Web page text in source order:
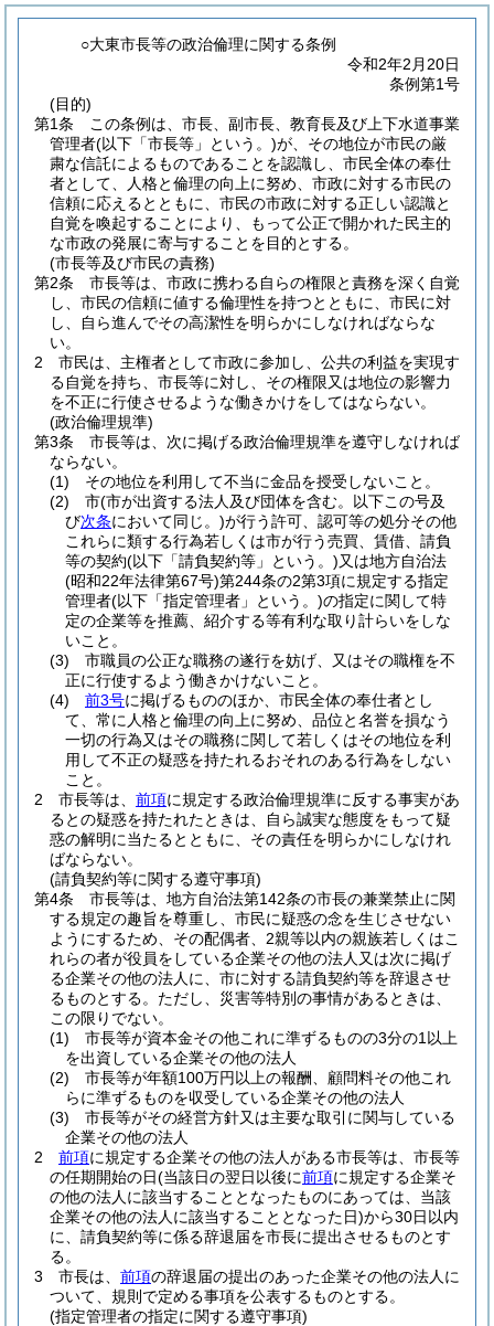
○大東市長等の政治倫理に関する条例
令和2年2月20日
条例第1号
(目的)
第1条
この条例は、市長、副市長、教育長及び上下水道事業
管理者(以下「市長等」という。)が、その地位が市民の厳
粛な信託によるものであることを認識し、市民全体の奉仕
者として、人格と倫理の向上に努め、市政に対する市民の
信頼に応えるとともに、市民の市政に対する正しい認識と
自覚を喚起することにより、もって公正で開かれた民主的
な市政の発展に寄与することを目的とする。
(市長等及び市民の責務)
第2条
市長等は、市政に携わる自らの権限と責務を深く自覚
し、市民の信頼に値する倫理性を持つとともに、市民に対
し、自ら進んでその高潔性を明らかにしなければならな
い。
2
市民は、主権者として市政に参加し、公共の利益を実現す
る自覚を持ち、市長等に対し、その権限又は地位の影響力
を不正に行使させるような働きかけをしてはならない。
(政治倫理規準)
第3条
市長等は、次に掲げる政治倫理規準を遵守しなければ
ならない。
(1)
その地位を利用して不当に金品を授受しないこと。
(2)
市(市が出資する法人及び団体を含む。以下この号及
び次条において同じ。)が行う許可、認可等の処分その他
これらに類する行為若しくは市が行う売買、賃借、請負
等の契約(以下「請負契約等」という。)又は地方自治法
(昭和22年法律第67号)第244条の2第3項に規定する指定
管理者(以下「指定管理者」という。)の指定に関して特
定の企業等を推薦、紹介する等有利な取り計らいをしな
いこと。
(3)
市職員の公正な職務の遂行を妨げ、又はその職権を不
正に行使するよう働きかけないこと。
(4)
前3号に掲げるもののほか、市民全体の奉仕者とし
て、常に人格と倫理の向上に努め、品位と名誉を損なう
一切の行為又はその職務に関して若しくはその地位を利
用して不正の疑惑を持たれるおそれのある行為をしない
こと。
2
市長等は、 前項に規定する政治倫理規準に反する事実があ
るとの疑惑を持たれたときは、自ら誠実な態度をもって疑
惑の解明に当たるとともに、その責任を明らかにしなけれ
ばならない。
(請負契約等に関する遵守事項)
第4条
市長等は、地方自治法第142条の市長の兼業禁止に関
する規定の趣旨を尊重し、市民に疑惑の念を生じさせない
ようにするため、その配偶者、2親等以内の親族若しくはこ
れらの者が役員をしている企業その他の法人又は次に掲げ
る企業その他の法人に、市に対する請負契約等を辞退させ
るものとする。 ただし、災害等特別の事情があるときは、
この限りでない。
(1)
市長等が資本金その他これに準ずるものの3分の1以上
を出資している企業その他の法人
(2)
市長等が年額100万円以上の報酬、顧問料その他これ
らに準ずるものを収受している企業その他の法人
(3)
市長等がその経営方針又は主要な取引に関与している
企業その他の法人
2
前項に規定する企業その他の法人がある市長等は、市長等
の任期開始の日(当該日の翌日以後に前項に規定する企業そ
の他の法人に該当することとなったものにあっては、当該
企業その他の法人に該当することとなった日)から30日以内
に、請負契約等に係る辞退届を市長に提出させるものとす
る。
3
市長は、 前項の辞退届の提出のあった企業その他の法人に
ついて、規則で定める事項を公表するものとする。
(指定管理者の指定に関する遵守事項)